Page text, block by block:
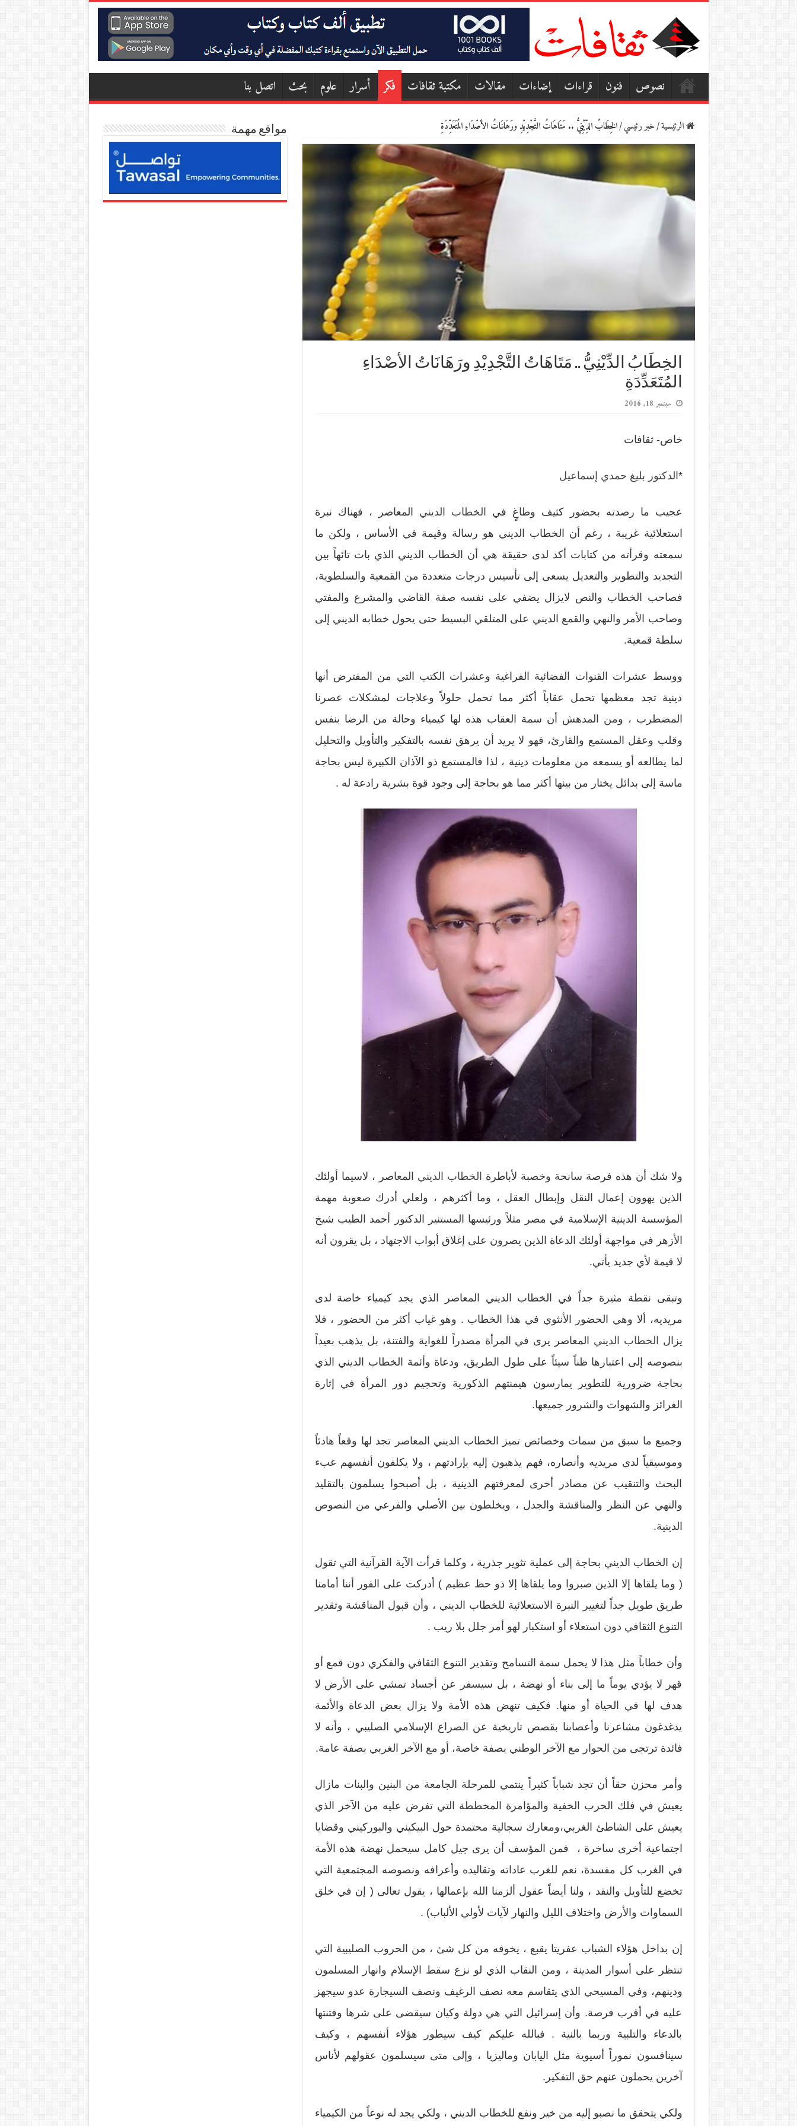
نصوص فنون قراءات إضاءات مقالات مكتبة ثقافات فكر أسرار علوم بحث اتصل بنا
الرئيسية/خبر رئيسي/الخِطَابُ الدِّيْنِيُّ .. مَتَاهَاتُ التَّجْدِيْدِ ورَهَانَاتُ الأصْدَاءِ المُتَعَدِّدَةِ
الخِطَابُ الدِّيْنِيُّ .. مَتَاهَاتُ التَّجْدِيْدِ ورَهَانَاتُ الأصْدَاءِ
المُتَعَدِّدَةِ
سبتمبر 18, 2016
خاص- ثقافات
* الدكتور بليغ حمدي إسماعيل
عجيب ما رصدته بحضور كثيف وطاغٍ في الخطاب الديني المعاصر ، فهناك نبرة
استعلائية غريبة ، رغم أن الخطاب الديني هو رسالة وقيمة في الأساس ، ولكن ما
سمعته وقرأته من كتابات أكد لدى حقيقة هي أن الخطاب الديني الذي بات تائهاً بين
التجديد والتطوير والتعديل يسعى إلى تأسيس درجات متعددة من القمعية والسلطوية،
فصاحب الخطاب والنص لايزال يضفي على نفسه صفة القاضي والمشرع والمفتي
وصاحب الأمر والنهي والقمع الديني على المتلقي البسيط حتى يحول خطابه الديني إلى
سلطة قمعية.
ووسط عشرات القنوات الفضائية الفراغية وعشرات الكتب التي من المفترض أنها
دينية تجد معظمها تحمل عقاباً أكثر مما تحمل حلولاً وعلاجات لمشكلات عصرنا
المضطرب ، ومن المدهش أن سمة العقاب هذه لها كيمياء وحالة من الرضا بنفس
وقلب وعقل المستمع والقارئ، فهو لا يريد أن يرهق نفسه بالتفكير والتأويل والتحليل
لما يطالعه أو يسمعه من معلومات دينية ، لذا فالمستمع ذو الآذان الكبيرة ليس بحاجة
ماسة إلى بدائل يختار من بينها أكثر مما هو بحاجة إلى وجود قوة بشرية رادعة له .
ولا شك أن هذه فرصة سانحة وخصبة لأباطرة الخطاب الديني
المعاصر ، لاسيما أولئك
الذين يهوون إعمال النقل وإبطال العقل ، وما أكثرهم ، ولعلي أدرك صعوبة مهمة
المؤسسة الدينية الإسلامية في مصر مثلاً ورئيسها المستنير الدكتور أحمد الطيب شيخ
الأزهر في مواجهة أولئك الدعاة الذين يصرون على إغلاق أبواب الاجتهاد ، بل يقرون أنه
لا قيمة لأي جديد يأتي.
وتبقى نقطة مثيرة جداً في الخطاب الديني المعاصر الذي يجد كيمياء خاصة لدى
مريديه، ألا وهي الحضور الأنثوي في هذا الخطاب . وهو غياب أكثر من الحضور ، فلا
يزال
الخطاب الديني المعاصر يرى في المرأة مصدراً للغواية والفتنة، بل يذهب بعيداً
بنصوصه إلى اعتبارها ظناً سيئاً على طول الطريق، ودعاة وأئمة الخطاب الديني الذي
بحاجة ضرورية للتطوير يمارسون هيمنتهم الذكورية وتحجيم دور المرأة في إثارة
الغرائز والشهوات والشرور جميعها.
وجميع ما سبق من سمات وخصائص تميز الخطاب الديني المعاصر تجد لها وقعاً هادئاً
وموسيقياً لدى مريديه وأنصاره، فهم يذهبون إليه بإرادتهم ، ولا يكلفون أنفسهم عبء
البحث والتنقيب عن مصادر أخرى لمعرفتهم الدينية ، بل أصبحوا يسلمون بالتقليد
والنهي عن النظر والمناقشة والجدل ، ويخلطون بين الأصلي والفرعي من النصوص
الدينية.
إن الخطاب الديني بحاجة إلى عملية تثوير جذرية ، وكلما قرأت الآية القرآنية التي تقول
( وما يلقاها إلا الذين صبروا وما يلقاها إلا ذو حظ عظيم ) أدركت على الفور أننا أمامنا
طريق طويل جداً لتغيير النبرة الاستعلائية للخطاب الديني ، وأن قبول المناقشة وتقدير
التنوع الثقافي دون استعلاء أو استكبار لهو أمر جلل بلا ريب .
وأن خطاباً مثل هذا لا يحمل سمة التسامح وتقدير التنوع الثقافي والفكري دون قمع أو
قهر لا يؤدي يوماً ما إلى بناء أو نهضة ، بل سيسفر عن أجساد تمشي على الأرض لا
هدف لها في الحياة أو منها. فكيف تنهض هذه الأمة ولا يزال بعض الدعاة والأئمة
يدغدغون مشاعرنا وأعصابنا بقصص تاريخية عن الصراع الإسلامي الصليبي ، وأنه لا
فائدة ترتجى من الحوار مع الآخر الوطني بصفة خاصة، أو مع الآخر الغربي بصفة عامة.
وأمر محزن حقاً أن تجد شباباً كثيراً ينتمي للمرحلة الجامعة من البنين والبنات مازال
يعيش في فلك الحرب الخفية والمؤامرة المخططة التي تفرض عليه من الآخر الذي
يعيش على الشاطئ الغربي،ومعارك سجالية محتمدة حول البيكيني والبوركيني وقضايا
اجتماعية أخرى ساخرة ، فمن المؤسف أن يرى جيل كامل سيحمل نهضة هذه الأمة
في الغرب كل مفسدة، نعم للغرب عاداته وتقاليده وأعرافه ونصوصه المجتمعية التي
تخضع للتأويل والنقد ، ولنا أيضاً عقول ألزمنا الله بإعمالها ، يقول تعالى ( إن في خلق
السماوات والأرض واختلاف الليل والنهار لآيات لأولي الألباب) .
إن بداخل هؤلاء الشباب عفريتا يقبع ، يخوفه من كل شئ ، من الحروب الصليبية التي
تنتظر على أسوار المدينة ، ومن النقاب الذي لو نزع سقط الإسلام وانهار المسلمون
ودينهم، وفي المسيحي الذي يتقاسم معه نصف الرغيف ونصف السيجارة عدو سيجهز
عليه في أقرب فرصة. وأن إسرائيل التي هي دولة وكيان سيقضى على شرها وفتنتها
بالدعاء والتلبية وربما بالنية . فبالله عليكم كيف سيطور هؤلاء أنفسهم ، وكيف
سينافسون نموراً أسيوية مثل اليابان وماليزيا ، وإلى متى سيسلمون عقولهم لأناس
آخرين يحملون عنهم حق التفكير.
ولكي يتحقق ما نصبو إليه من خير ونفع للخطاب الديني ، ولكي يجد له نوعاً من الكيمياء
مواقع مهمة